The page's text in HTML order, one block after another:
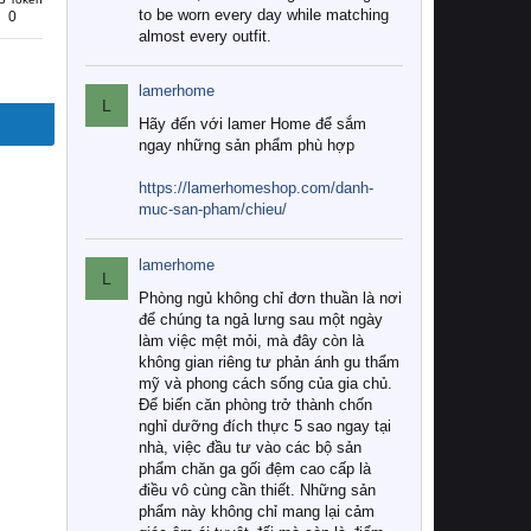
0
to be worn every day while matching
almost every outfit.
L
lamerhome
Hãy đến với lamer Home để sắm
ngay những sản phẩm phù hợp
https://lamerhomeshop.com/danh-
muc-san-pham/chieu/
L
lamerhome
Phòng ngủ không chỉ đơn thuần là nơi
để chúng ta ngả lưng sau một ngày
làm việc mệt mỏi, mà đây còn là
không gian riêng tư phản ánh gu thẩm
mỹ và phong cách sống của gia chủ.
Để biến căn phòng trở thành chốn
nghỉ dưỡng đích thực 5 sao ngay tại
nhà, việc đầu tư vào các bộ sản
phẩm chăn ga gối đệm cao cấp là
điều vô cùng cần thiết. Những sản
phẩm này không chỉ mang lại cảm